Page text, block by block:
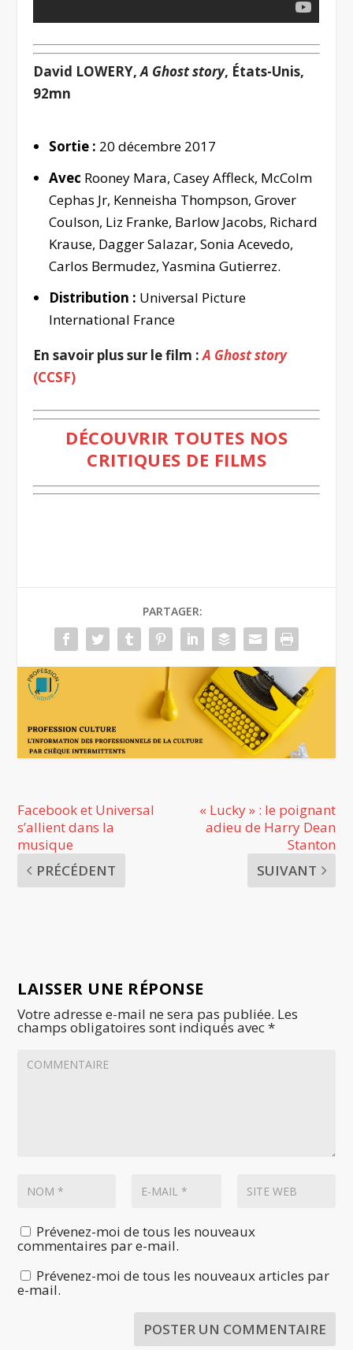
David LOWERY,A Ghost story, États-Unis,
92mn
Sortie : 20 décembre 2017
Avec Rooney Mara, Casey Affleck, McColm
Cephas Jr, Kenneisha Thompson, Grover
Coulson, Liz Franke, Barlow Jacobs, Richard
Krause, Dagger Salazar, Sonia Acevedo,
Carlos Bermudez, Yasmina Gutierrez.
Distribution : Universal Picture
International France
En savoir plus sur le film :A Ghost story
(CCSF)
DÉCOUVRIR TOUTES NOS
CRITIQUES DE FILMS
PARTAGER:
Facebook et Universal
s’allient dans la
musique
PRÉCÉDENT
« Lucky » : le poignant
adieu de Harry Dean
Stanton
SUIVANT
LAISSER UNE RÉPONSE
Votre adresse e-mail ne sera pas publiée. Les
champs obligatoires sont indiqués avec*
Prévenez-moi de tous les nouveaux
commentaires par e-mail.
Prévenez-moi de tous les nouveaux articles par
e-mail.